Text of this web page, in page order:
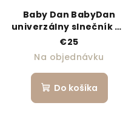
Baby Dan BabyDan
univerzálny slnečník ku
kočíku, UV50
€25
Na objednávku
Do košíka